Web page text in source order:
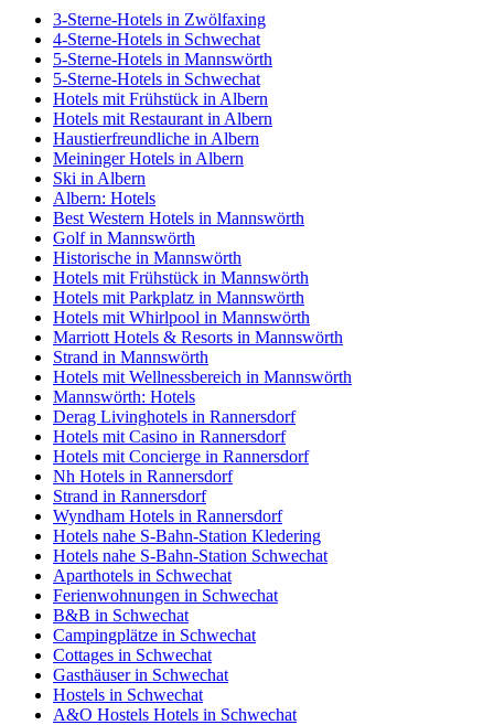
3-Sterne-Hotels in Zwölfaxing
4-Sterne-Hotels in Schwechat
5-Sterne-Hotels in Mannswörth
5-Sterne-Hotels in Schwechat
Hotels mit Frühstück in Albern
Hotels mit Restaurant in Albern
Haustierfreundliche in Albern
Meininger Hotels in Albern
Ski in Albern
Albern: Hotels
Best Western Hotels in Mannswörth
Golf in Mannswörth
Historische in Mannswörth
Hotels mit Frühstück in Mannswörth
Hotels mit Parkplatz in Mannswörth
Hotels mit Whirlpool in Mannswörth
Marriott Hotels & Resorts in Mannswörth
Strand in Mannswörth
Hotels mit Wellnessbereich in Mannswörth
Mannswörth: Hotels
Derag Livinghotels in Rannersdorf
Hotels mit Casino in Rannersdorf
Hotels mit Concierge in Rannersdorf
Nh Hotels in Rannersdorf
Strand in Rannersdorf
Wyndham Hotels in Rannersdorf
Hotels nahe S-Bahn-Station Kledering
Hotels nahe S-Bahn-Station Schwechat
Aparthotels in Schwechat
Ferienwohnungen in Schwechat
B&B in Schwechat
Campingplätze in Schwechat
Cottages in Schwechat
Gasthäuser in Schwechat
Hostels in Schwechat
A&O Hostels Hotels in Schwechat